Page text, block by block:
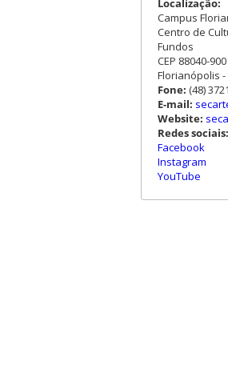
Localização:
Campus
Centro de
Fundos
CEP 88040-900
Florianópolis -
Fone: (48)
E-mail:
Website:
Redes sociais:
Facebook
Instagram
YouTube